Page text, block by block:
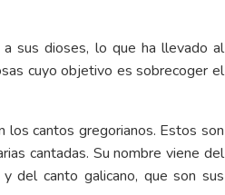
sus dioses, lo que ha llevado al
cuyo objetivo es sobrecoger el
los cantos gregorianos. Estos son
cantadas. Su nombre viene del
del canto galicano, que son sus